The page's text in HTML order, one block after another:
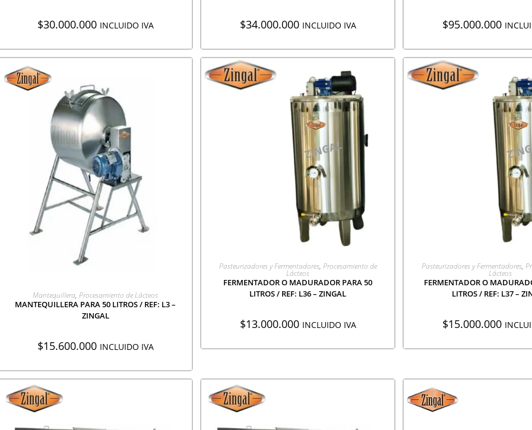
$30.000.000 INCLUIDO IVA $34.000.000 INCLUIDO IVA $95.000.000
AGREGAR A COTIZACIÓN
Mantequillera, Procesamiento de Lácteos
MANTEQUILLERA PARA 50 LITROS / REF: L3 –
ZINGAL
$15.600.000 INCLUIDO IVA
AGREGAR A COTIZACIÓN
Pasteurizadores y Fermentadores, Procesamiento de
Lácteos
FERMENTADOR O MADURADOR PARA 50
LITROS / REF: L36 – ZINGAL
$13.000.000 INCLUIDO IVA
AGREGAR A
Pasteurizadores y Fermentadores,
Lácteos
FERMENTADOR O
LITROS / REF: L37 –
$15.000.000